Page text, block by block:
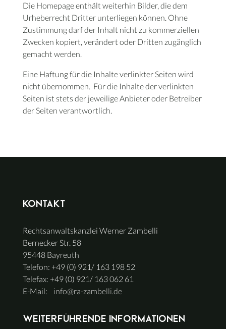
Die Homepage enthält weiterhin Bilder, die dem
Urheberrecht Dritter unterliegen können. Ohne
Zustimmung darf der Inhalt nicht zu kommerziellen
Zwecken kopiert, verändert oder Dritten zugänglich
gemacht werden.
Eine Haftung für die Inhalte verlinkter Seiten wird
nicht übernommen. Für die Inhalte der verlinkten
Seiten ist stets der jeweilige Anbieter oder Betreiber
der Seiten verantwortlich.
Kontakt
Rechtsanwaltskanzlei Werner Zambelli
Bernecker Str. 58
95448 Bayreuth
Telefon: +49 (0) 921/ 163 198 52
Telefax: +49 (0) 921/ 163 062 61
E-Mail: info@ra-zambelli.de
Weiterführende Informationen